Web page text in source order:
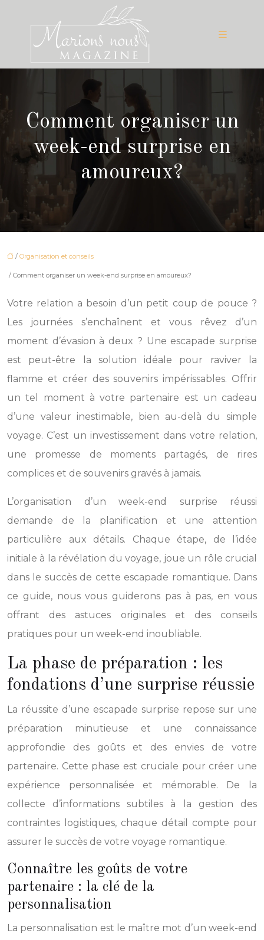
Comment organiser un
week-end surprise en
amoureux?
/ Organisation et conseils
/ Comment organiser un week-end surprise en amoureux?
Votre relation a besoin d’un petit coup de pouce ?
Les journées s’enchaînent et vous rêvez d’un
moment d’évasion à deux ? Une escapade surprise
est peut-être la solution idéale pour raviver la
flamme et créer des souvenirs impérissables. Offrir
un tel moment à votre partenaire est un cadeau
d’une valeur inestimable, bien au-delà du simple
voyage. C’est un investissement dans votre relation,
une promesse de moments partagés, de rires
complices et de souvenirs gravés à jamais.
L’organisation d’un week-end surprise réussi
demande de la planification et une attention
particulière aux détails. Chaque étape, de l’idée
initiale à la révélation du voyage, joue un rôle crucial
dans le succès de cette escapade romantique. Dans
ce guide, nous vous guiderons pas à pas, en vous
offrant des astuces originales et des conseils
pratiques pour un week-end inoubliable.
La phase de préparation : les
fondations d’une surprise réussie
La réussite d’une escapade surprise repose sur une
préparation minutieuse et une connaissance
approfondie des goûts et des envies de votre
partenaire. Cette phase est cruciale pour créer une
expérience personnalisée et mémorable. De la
collecte d’informations subtiles à la gestion des
contraintes logistiques, chaque détail compte pour
assurer le succès de votre voyage romantique.
Connaître les goûts de votre
partenaire : la clé de la
personnalisation
La personnalisation est le maître mot d’un week-end